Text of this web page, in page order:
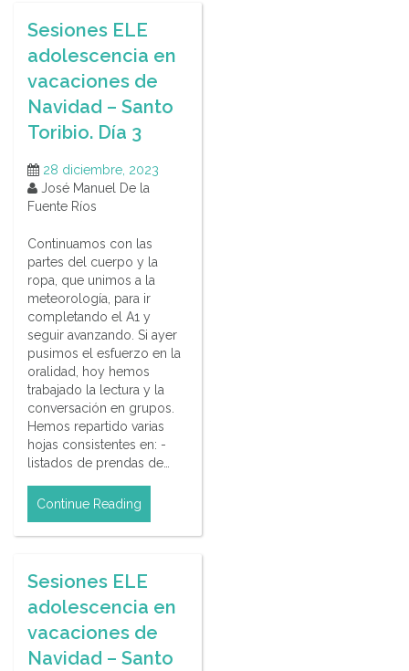
Sesiones ELE
adolescencia en
vacaciones de
Navidad – Santo
Toribio. Día 3
28 diciembre, 2023
José Manuel De la
Fuente Ríos
Continuamos con las
partes del cuerpo y la
ropa, que unimos a la
meteorología, para ir
completando el A1 y
seguir avanzando. Si ayer
pusimos el esfuerzo en la
oralidad, hoy hemos
trabajado la lectura y la
conversación en grupos.
Hemos repartido varias
hojas consistentes en: -
listados de prendas de…
Continue Reading
Sesiones ELE
adolescencia en
vacaciones de
Navidad – Santo